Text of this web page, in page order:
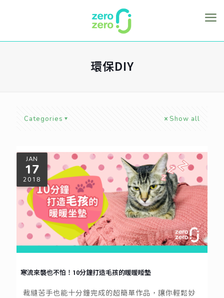
環保DIY
Categories Show all
JAN
17
2018
寒流來襲也不怕！10分鐘打造毛孩的暖暖睡墊
裁縫苦手也能十分鐘完成的超簡單作品，讓你輕鬆妙